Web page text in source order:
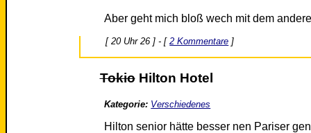
Aber geht mich bloß wech mit dem
[ 20 Uhr 26 ] - [2 Kommentare ]
TokioHilton Hotel
Kategorie: Verschiedenes
Hilton senior hätte besser nen Pariser